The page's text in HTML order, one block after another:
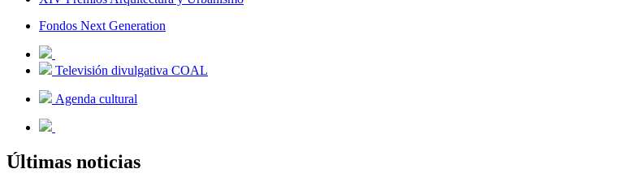
Fondos Next Generation
Televisión divulgativa COAL
Agenda cultural
Últimas noticias